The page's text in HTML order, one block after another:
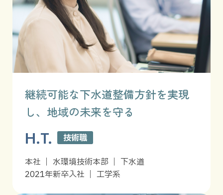
継続可能な下水道整備方針を実現
し、地域の未来を守る
H.T.
技術職
本社 ｜ 水環境技術本部 ｜ 下水道
2021年新卒入社 ｜ 工学系